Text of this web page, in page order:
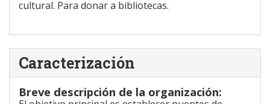
cultural. Para donar a bibliotecas.
Caracterización
Breve descripción de la organización: